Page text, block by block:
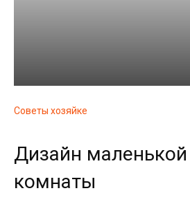
Советы хозяйке
Дизайн
комнаты